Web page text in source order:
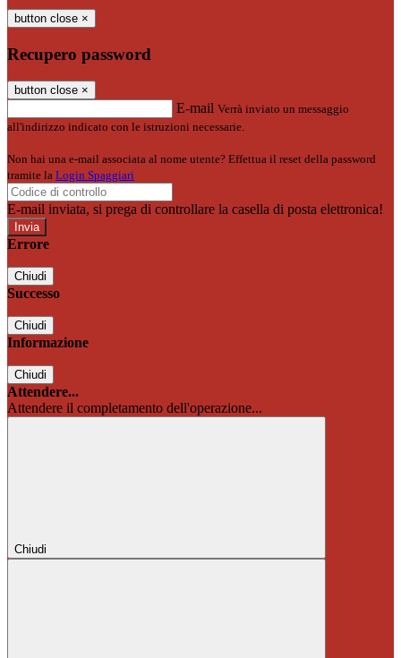
button close ×
Recupero password
button close ×
E-mail Verrà inviato un messaggio
all'indirizzo indicato con le istruzioni necessarie.
Non hai una e-mail associata al nome utente? Effettua il reset della password
tramite la Login Spaggiari
E-mail inviata, si prega di controllare la casella di posta elettronica!
Errore
Chiudi
Successo
Chiudi
Informazione
Chiudi
Attendere...
Attendere il completamento dell'operazione...
Chiudi